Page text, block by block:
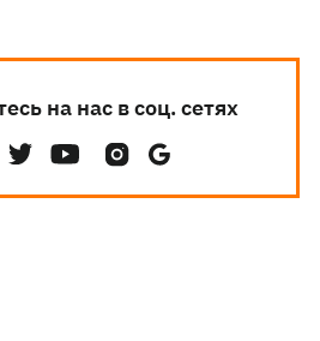
на нас в соц. сетях